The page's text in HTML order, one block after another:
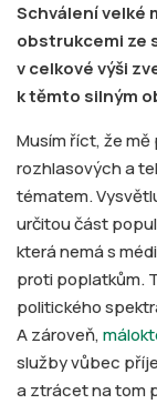
Schválení velké
obstrukcemi ze
v celkové výši
k těmto silným
Musím říct, že
rozhlasových a
tématem.
určitou část
která nemá s
proti poplatkům.
politického
A zároveň,
služby vůbec
a ztrácet na tom